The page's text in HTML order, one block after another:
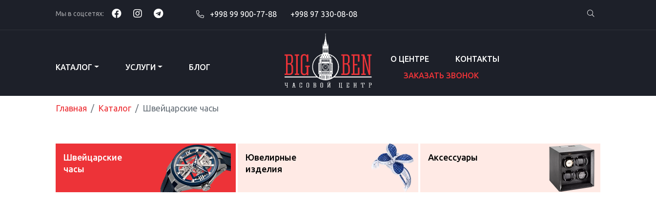
Мы в соцсетях: +998 99 900-77-88 +998 97 330-08-08
КАТАЛОГ УСЛУГИ БЛОГ
О ЦЕНТРЕ
КОНТАКТЫ
ЗАКАЗАТЬ ЗВОНОК
Главная Каталог Швейцарские часы
Швейцарские
часы
Ювелирные
изделия
Аксессуары